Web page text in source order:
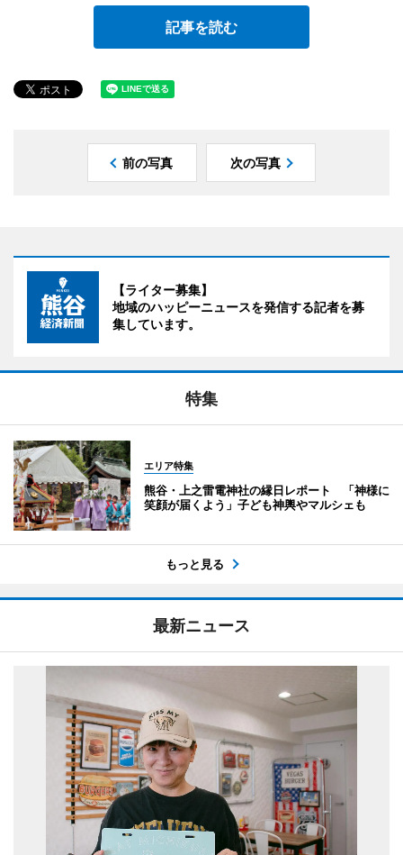
記事を読む
前の写真 次の写真
【ライター募集】
地域のハッピーニュースを発信する記者を募
集しています。
特集
エリア特集
熊谷・上之雷電神社の縁日レポート 「神様に
笑顔が届くよう」子ども神輿やマルシェも
もっと見る
最新ニュース